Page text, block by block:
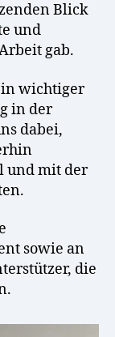
Blick
und
gab.
wichtiger
in der
dabei,
und mit der
sowie an
die